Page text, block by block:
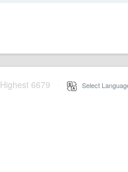
Highest 6679 Select